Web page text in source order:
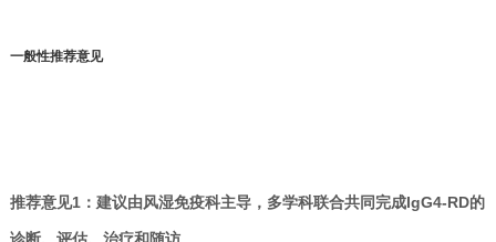
一般性推荐意见
推荐意见1：建议由风湿免疫科主导，多学科联合共同完成IgG4-RD的
诊断、评估、治疗和随访